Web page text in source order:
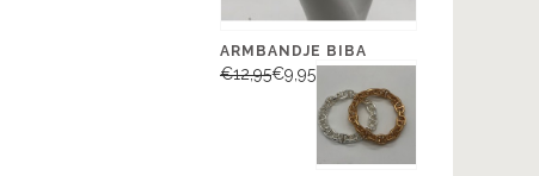
ARMBANDJE BIBA
€12,95€9,95